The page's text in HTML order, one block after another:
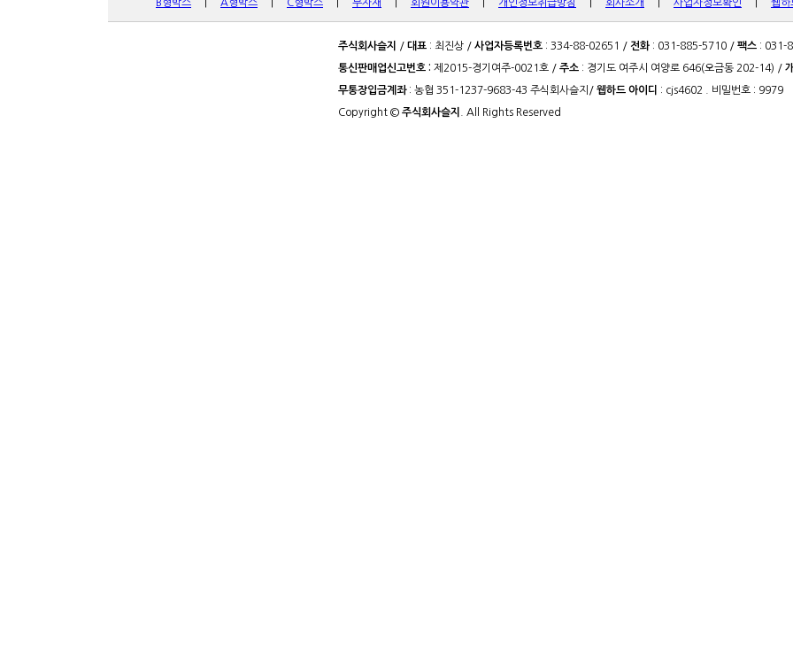
B형박스 A형박스 C형박스 부자재 회원이용약관 개인정보취급방침 회사소개 사업자정보확인 웹하
주식회사슬지 / 대표 : 최진상 / 사업자등록번호 : 334-88-02651 / 전화 : 031-885-5710 / 팩스 : 031-
통신판매업신고번호 : 제2015-경기여주-0021호 / 주소 : 경기도 여주시 여양로 646(오금동 202-14) /
무통장입금계좌: 농협 351-1237-9683-43 주식회사슬지/ 웹하드 아이디 : cjs4602 . 비밀번호 : 9979
Copyright © 주식회사슬지 . All Rights Reserved